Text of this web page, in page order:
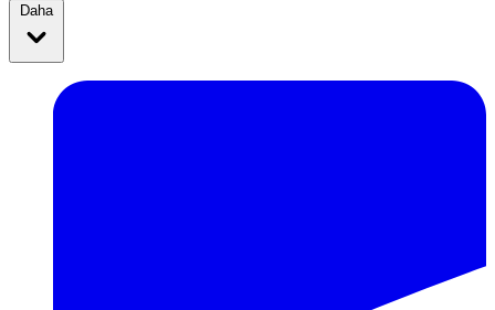
Daha